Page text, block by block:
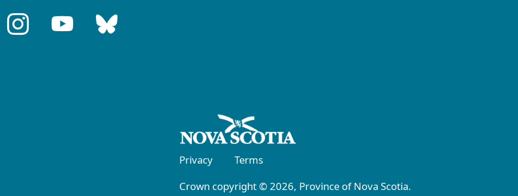
Privacy
Terms
Crown copyright © 2026, Province of Nova Scotia.